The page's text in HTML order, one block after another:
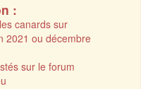
:
canards sur
2021 ou décembre
sur le forum